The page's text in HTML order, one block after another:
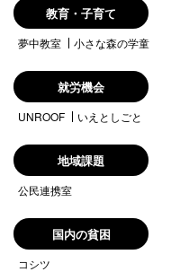
教育・子育て
夢中教室 小さな森の学童
就労機会
UNROOF いえとしごと
地域課題
公民連携室
国内の貧困
コシツ